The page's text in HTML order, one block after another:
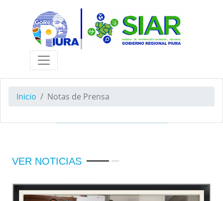
Inicio Notas de Prensa
VER NOTICIAS